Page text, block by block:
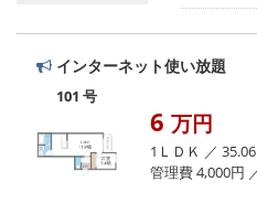
インターネット使い放題
101 号
6 万円
1ＬＤＫ ／
管理費 4,000円